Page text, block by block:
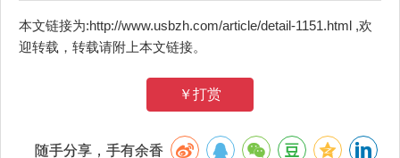
本文链接为:http://www.usbzh.com/article/detail-1151.html ,欢
迎转载，转载请附上本文链接。
￥打赏
随手分享，手有余香